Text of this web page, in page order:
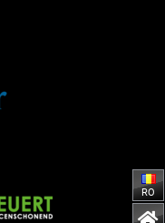
RO